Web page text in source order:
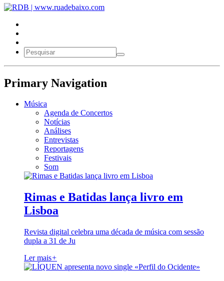
Primary Navigation
Música
Agenda de Concertos
Notícias
Análises
Entrevistas
Reportagens
Festivais
Som
Rimas e Batidas lança livro em
Lisboa
Revista digital celebra uma década de música com sessão
dupla a 31 de Ju
Ler mais+